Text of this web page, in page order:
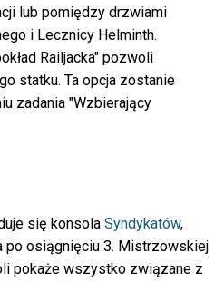
lub pomiędzy drzwiami
i Lecznicy Helminth.
Railjacka" pozwoli
statku. Ta opcja zostanie
zadania "Wzbierający
się konsola Syndykatów,
po osiągnięciu 3. Mistrzowskiej
pokaże wszystko związane z